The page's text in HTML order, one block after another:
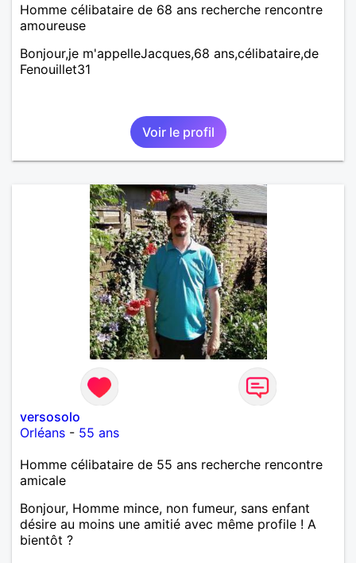
Homme célibataire de 68 ans recherche rencontre
amoureuse
Bonjour,je m'appelleJacques,68 ans,célibataire,de
Fenouillet31
Voir le profil
versosolo
Orléans - 55 ans
Homme célibataire de 55 ans recherche rencontre
amicale
Bonjour, Homme mince, non fumeur, sans enfant
désire au moins une amitié avec même profile ! A
bientôt ?